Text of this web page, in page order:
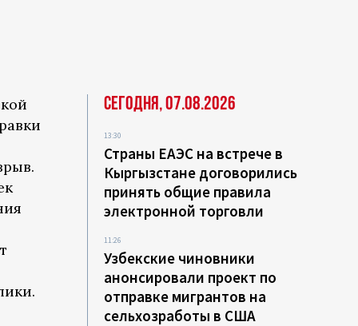
Сегодня, 07.08.2026
13:30
Страны ЕАЭС на встрече в
Кыргызстане договорились
принять общие правила
электронной торговли
11:26
Узбекские чиновники
анонсировали проект по
отправке мигрантов на
сельхозработы в США